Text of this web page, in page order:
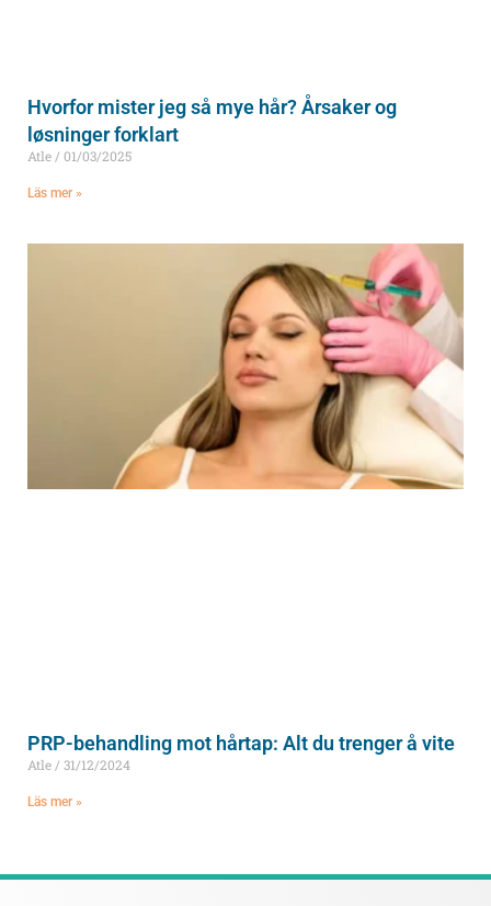
Hvorfor mister jeg så mye hår? Årsaker og
løsninger forklart
Atle 01/03/2025
Läs mer »
PRP-behandling mot hårtap: Alt du trenger å vite
Atle 31/12/2024
Läs mer »